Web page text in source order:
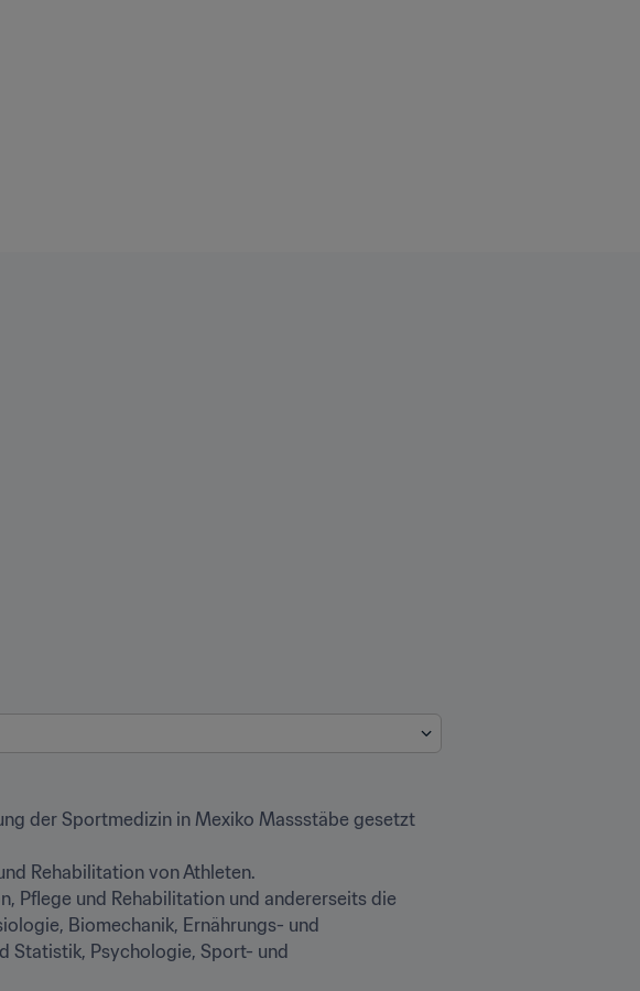
der Sportmedizin in Mexiko Massstäbe gesetzt
Rehabilitation von Athleten.
Pflege und Rehabilitation und andererseits die
Biomechanik, Ernährungs- und
Statistik, Psychologie, Sport- und